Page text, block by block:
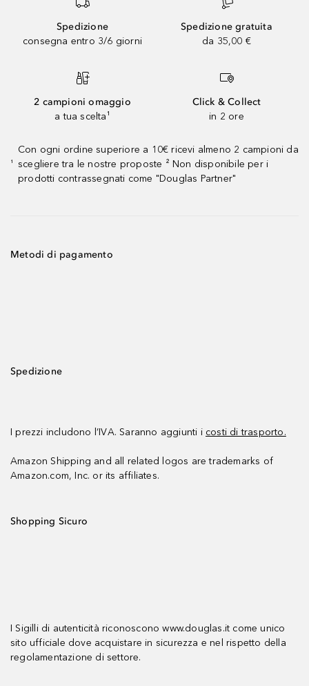
Spedizione
consegna entro 3/6 giorni
Spedizione gratuita
da 35,00 €
2 campioni omaggio
a tua scelta¹
Click & Collect
in 2 ore
¹
Con ogni ordine superiore a 10€ ricevi almeno 2 campioni da
scegliere tra le nostre proposte ² Non disponibile per i
prodotti contrassegnati come "Douglas Partner"
Metodi di pagamento
Spedizione
I prezzi includono l’IVA. Saranno aggiunti i costi di trasporto.
Amazon Shipping and all related logos are trademarks of
Amazon.com, Inc. or its affiliates.
Shopping Sicuro
I Sigilli di autenticità riconoscono www.douglas.it come unico
sito ufficiale dove acquistare in sicurezza e nel rispetto della
regolamentazione di settore.